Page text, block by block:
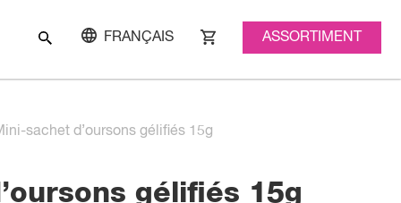
FRANÇAIS ASSORTIMENT
sachet d’oursons gélifiés 15g
gélifiés 15g